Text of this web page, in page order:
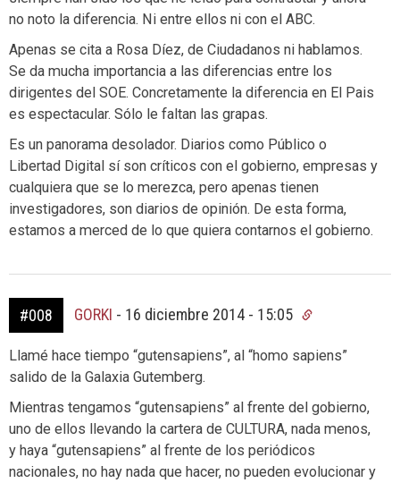
no noto la diferencia. Ni entre ellos ni con el ABC.
Apenas se cita a Rosa Díez, de Ciudadanos ni hablamos.
Se da mucha importancia a las diferencias entre los
dirigentes del SOE. Concretamente la diferencia en El Pais
es espectacular. Sólo le faltan las grapas.
Es un panorama desolador. Diarios como Público o
Libertad Digital sí son críticos con el gobierno, empresas y
cualquiera que se lo merezca, pero apenas tienen
investigadores, son diarios de opinión. De esta forma,
estamos a merced de lo que quiera contarnos el gobierno.
#008 GORKI - 16 diciembre 2014 - 15:05
Llamé hace tiempo “gutensapiens”, al “homo sapiens”
salido de la Galaxia Gutemberg.
Mientras tengamos “gutensapiens” al frente del gobierno,
uno de ellos llevando la cartera de CULTURA, nada menos,
y haya “gutensapiens” al frente de los periódicos
nacionales, no hay nada que hacer, no pueden evolucionar y